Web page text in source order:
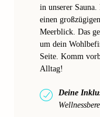
in unserer Sauna.
einen
Meerblick. Das
um dein
Seite. Komm
Alltag!
Deine